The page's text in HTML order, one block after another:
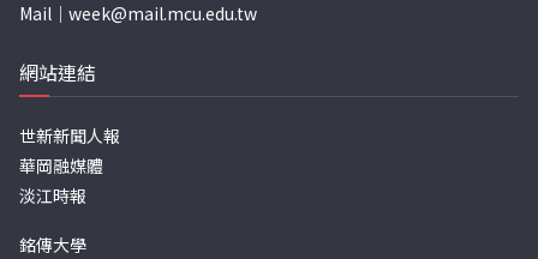
Mail｜ week@mail.mcu.edu.tw
網站連結
世新新聞人報
華岡融媒體
淡江時報
銘傳大學